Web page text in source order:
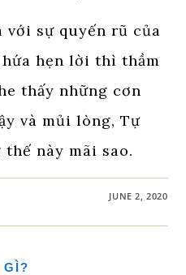
với sự quyến rũ của
hứa hẹn lời thì thầm
thấy những cơn
và mủi lòng, Tự
này mãi sao.
JUNE 2, 2020
GÌ?